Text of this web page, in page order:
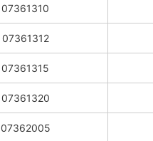
07361310
07361312
07361315
07361320
07362005